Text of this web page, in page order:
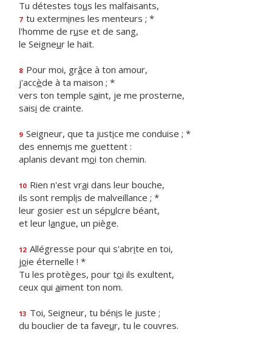
Tu détestes tous les malfaisants,
7 tu extermines les menteurs ; *
l'homme de ruse et de sang,
le Seigneur le hait.
8 Pour moi, grâce à ton amour,
j'accède à ta maison ; *
vers ton temple saint, je me prosterne,
saisi de crainte.
9 Seigneur, que ta justice me conduise ; *
des ennemis me guettent :
aplanis devant moi ton chemin.
10 Rien n'est vrai dans leur bouche,
ils sont remplis de malveillance ; *
leur gosier est un sépulcre béant,
et leur langue, un piège.
12 Allégresse pour qui s'abrite en toi,
joie éternelle ! *
Tu les protèges, pour toi ils exultent,
ceux qui aiment ton nom.
13 Toi, Seigneur, tu bénis le juste ;
du bouclier de ta faveur, tu le couvres.